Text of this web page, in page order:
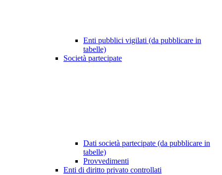
Enti pubblici vigilati (da pubblicare in
tabelle)
Società partecipate
Dati società partecipate (da pubblicare in
tabelle)
Provvedimenti
Enti di diritto privato controllati